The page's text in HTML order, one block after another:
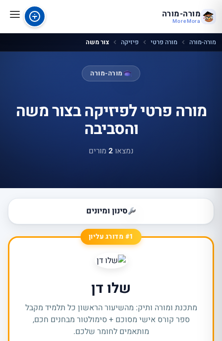
מורה-מורה
MoreMora
מורה-מורה מורה פרטי פיזיקה צור משה
מורה-מורה
מורה פרטי לפיזיקה בצור משה
והסביבה
נמצאו2 מורים
סינון ומיונים
#1 מדורג עליון
שלו דן
מתכנת ומורה ותיק: מהשיעור הראשון כל תלמיד מקבל
ספר קורס אישי מסוכם + סימולטור מבחנים חכם,
מותאמים לחומר שלכם.